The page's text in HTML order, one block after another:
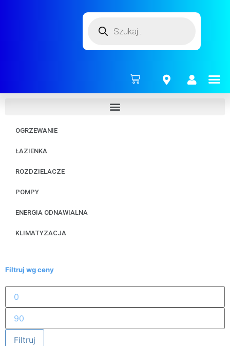
OGRZEWANIE
ŁAZIENKA
ROZDZIELACZE
POMPY
ENERGIA ODNAWIALNA
KLIMATYZACJA
Filtruj wg ceny
Filtruj